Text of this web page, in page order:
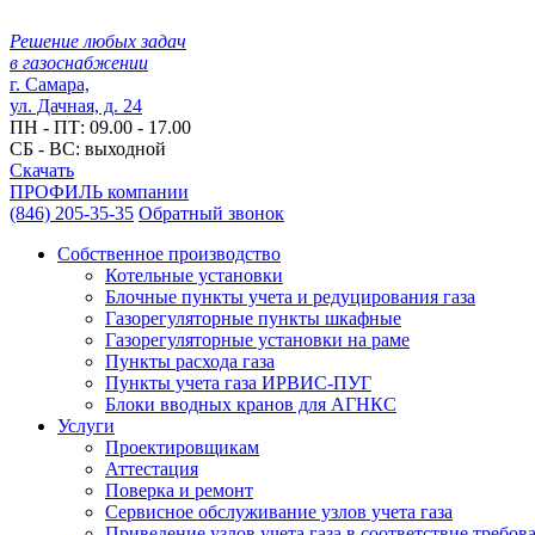
Решение любых задач
в газоснабжении
г. Самара,
ул. Дачная, д. 24
ПН - ПТ: 09.00 - 17.00
СБ - ВС: выходной
Скачать
ПРОФИЛЬ компании
(846) 205-35-35 Обратный звонок
Собственное производство
Котельные установки
Блочные пункты учета и редуцирования газа
Газорегуляторные пункты шкафные
Газорегуляторные установки на раме
Пункты расхода газа
Пункты учета газа ИРВИС-ПУГ
Блоки вводных кранов для АГНКС
Услуги
Проектировщикам
Аттестация
Поверка и ремонт
Сервисное обслуживание узлов учета газа